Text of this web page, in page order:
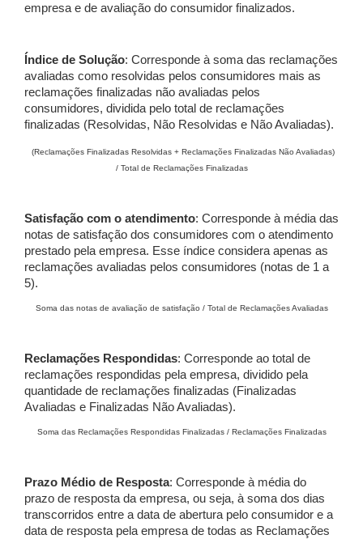
empresa e de avaliação do consumidor finalizados.
Índice de Solução: Corresponde à soma das reclamações
avaliadas como resolvidas pelos consumidores mais as
reclamações finalizadas não avaliadas pelos
consumidores, dividida pelo total de reclamações
finalizadas (Resolvidas, Não Resolvidas e Não Avaliadas).
(Reclamações Finalizadas Resolvidas + Reclamações Finalizadas Não Avaliadas)
/ Total de Reclamações Finalizadas
Satisfação com o atendimento: Corresponde à média das
notas de satisfação dos consumidores com o atendimento
prestado pela empresa. Esse índice considera apenas as
reclamações avaliadas pelos consumidores (notas de 1 a
5).
Soma das notas de avaliação de satisfação / Total de Reclamações Avaliadas
Reclamações Respondidas: Corresponde ao total de
reclamações respondidas pela empresa, dividido pela
quantidade de reclamações finalizadas (Finalizadas
Avaliadas e Finalizadas Não Avaliadas).
Soma das Reclamações Respondidas Finalizadas / Reclamações Finalizadas
Prazo Médio de Resposta: Corresponde à média do
prazo de resposta da empresa, ou seja, à soma dos dias
transcorridos entre a data de abertura pelo consumidor e a
data de resposta pela empresa de todas as Reclamações